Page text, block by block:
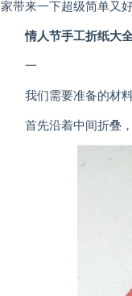
家带来一下超级简单又
情人节手工折纸大
一
我们需要准备的材料
首先沿着中间折叠，